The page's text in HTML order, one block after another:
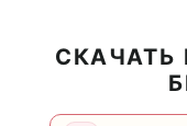
СКАЧАТЬ